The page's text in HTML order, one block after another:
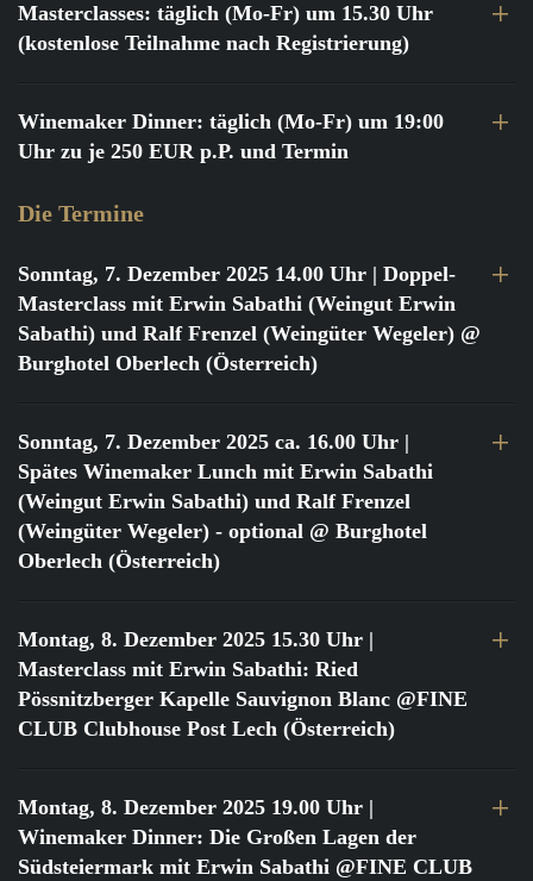
Masterclasses: täglich (Mo-Fr) um 15.30 Uhr
(kostenlose Teilnahme nach Registrierung)
Winemaker Dinner: täglich (Mo-Fr) um 19:00
Uhr zu je 250 EUR p.P. und Termin
Die Termine
Sonntag, 7. Dezember 2025 14.00 Uhr | Doppel-
Masterclass mit Erwin Sabathi (Weingut Erwin
Sabathi) und Ralf Frenzel (Weingüter Wegeler) @
Burghotel Oberlech (Österreich)
Sonntag, 7. Dezember 2025 ca. 16.00 Uhr |
Spätes Winemaker Lunch mit Erwin Sabathi
(Weingut Erwin Sabathi) und Ralf Frenzel
(Weingüter Wegeler) - optional @ Burghotel
Oberlech (Österreich)
Montag, 8. Dezember 2025 15.30 Uhr |
Masterclass mit Erwin Sabathi: Ried
Pössnitzberger Kapelle Sauvignon Blanc @FINE
CLUB Clubhouse Post Lech (Österreich)
Montag, 8. Dezember 2025 19.00 Uhr |
Winemaker Dinner: Die Großen Lagen der
Südsteiermark mit Erwin Sabathi @FINE CLUB